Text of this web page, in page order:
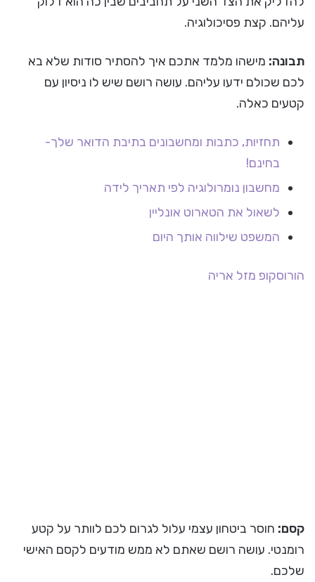
עליהם. קצת פסיכולוגיה.
תבונה: מישהו מלמד אתכם איך להסתיר סודות שלא בא
לכם שכולם ידעו עליהם. עושה רושם שיש לו ניסיון עם
קטעים כאלה.
תחזיות, כתבות ומחשבונים בתיבת הדואר שלך-
בחינם!
מחשבון נומרולוגיה לפי תאריך לידה
לשאול את הטארוט אונליין
המשפט שילווה אותך היום
הורוסקופ מזל אריה
קסם: חוסר ביטחון עצמי עלול לגרום לכם לוותר על קטע
רומנטי. עושה רושם שאתם לא ממש מודעים לקסם האישי
שלכם.